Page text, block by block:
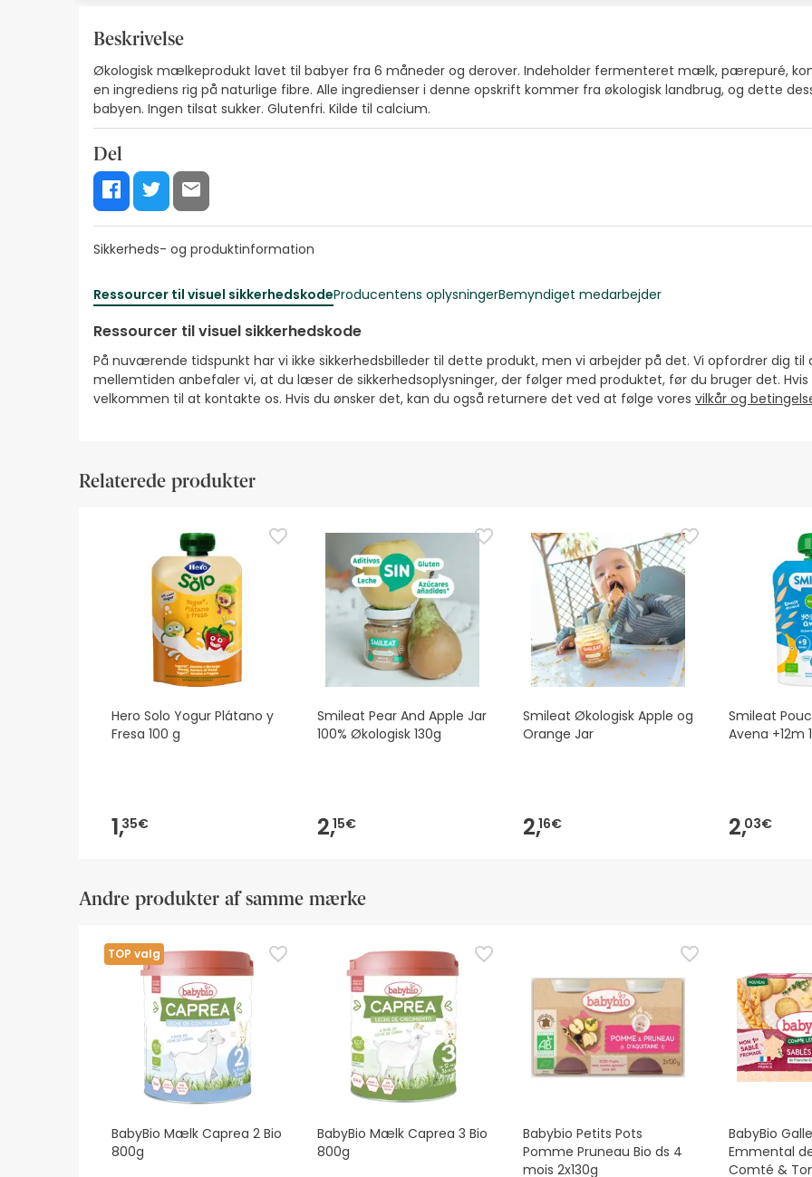
Bedste sælgere
Health Points
Beskrivelse
Økologisk mælkeprodukt lavet til babyer fra 6 måneder og derover. Indeholder fermenteret mælk, pærepuré,
en ingrediens rig på naturlige fibre. Alle ingredienser i denne opskrift kommer fra økologisk landbrug, og dette
babyen. Ingen tilsat sukker. Glutenfri. Kilde til calcium.
Del
Sikkerheds- og produktinformation
Ressourcer til visuel sikkerhedskodeProducentens oplysningerBemyndiget medarbejder
Ressourcer til visuel sikkerhedskode
På nuværende tidspunkt har vi ikke sikkerhedsbilleder til dette produkt, men vi arbejder på det. Vi opfordrer dig
mellemtiden anbefaler vi, at du læser de sikkerhedsoplysninger, der følger med produktet, før du bruger det.
velkommen til at kontakte os. Hvis du ønsker det, kan du også returnere det ved at følge vores vilkår og
Relaterede produkter
Hero Solo Yogur Plátano y
Fresa 100 g
1,35€
Smileat Pear And Apple Jar
100% Økologisk 130g
2,15€
Smileat Økologisk Apple og
Orange Jar
2,16€
Smileat
Avena +12m
2,03€
Andre produkter af samme mærke
TOP valg
BabyBio Mælk Caprea 2 Bio
800g
BabyBio Mælk Caprea 3 Bio
800g
Babybio Petits Pots
Pomme Pruneau Bio ds 4
mois 2x130g
BabyBio
Emmental
Comté &